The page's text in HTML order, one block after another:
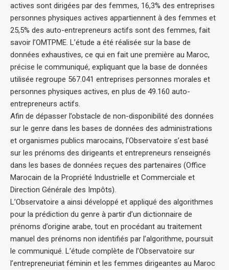
actives sont dirigées par des femmes, 16,3% des entreprises
personnes physiques actives appartiennent à des femmes et
25,5% des auto-entrepreneurs actifs sont des femmes, fait
savoir l’OMTPME. L’étude a été réalisée sur la base de
données exhaustives, ce qui en fait une première au Maroc,
précise le communiqué, expliquant que la base de données
utilisée regroupe 567.041 entreprises personnes morales et
personnes physiques actives, en plus de 49.160 auto-
entrepreneurs actifs.
Afin de dépasser l’obstacle de non-disponibilité des données
sur le genre dans les bases de données des administrations
et organismes publics marocains, l’Observatoire s’est basé
sur les prénoms des dirigeants et entrepreneurs renseignés
dans les bases de données reçues des partenaires (Office
Marocain de la Propriété Industrielle et Commerciale et
Direction Générale des Impôts).
L’Observatoire a ainsi développé et appliqué des algorithmes
pour la prédiction du genre à partir d’un dictionnaire de
prénoms d’origine arabe, tout en procédant au traitement
manuel des prénoms non identifiés par l’algorithme, poursuit
le communiqué. L’étude complète de l’Observatoire sur
l’entrepreneuriat féminin et les femmes dirigeantes au Maroc